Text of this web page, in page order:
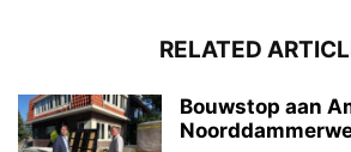
RELATED
Bouwstop aan